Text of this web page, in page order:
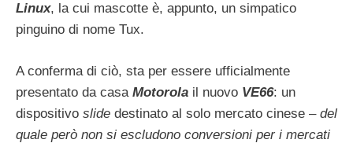
Linux, la cui mascotte è, appunto, un simpatico
pinguino di nome Tux.
A conferma di ciò, sta per essere ufficialmente
presentato da casa Motorola il nuovo VE66: un
dispositivo slide destinato al solo mercato cinese – del
quale però non si escludono conversioni per i mercati